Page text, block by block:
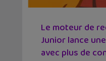
Le moteur de
Junior lance
avec plus de